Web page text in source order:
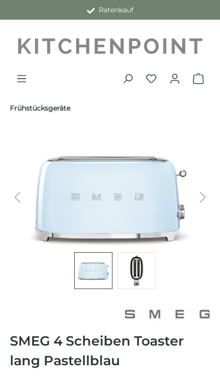
Ratenkauf
Frühstücksgeräte
SMEG 4 Scheiben Toaster
lang Pastellblau